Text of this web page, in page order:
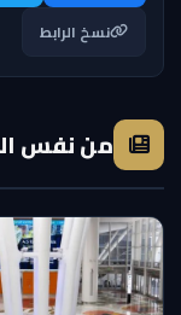
نسخ الرابط
من نفس